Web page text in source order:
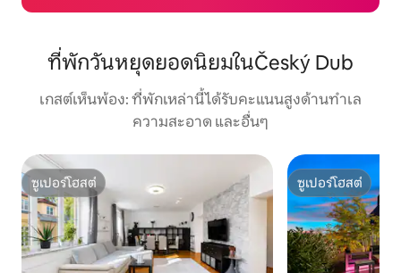
ที่พักวันหยุดยอดนิยมในČeský Dub
เกสต์เห็นพ้อง: ที่พักเหล่านี้ได้รับคะแนนสูงด้านทำเล
ความสะอาด และอื่นๆ
ซูเปอร์โฮสต์
ซูเปอร์โฮสต์
ซูเปอร์โฮสต์
ซูเปอร์โฮสต์